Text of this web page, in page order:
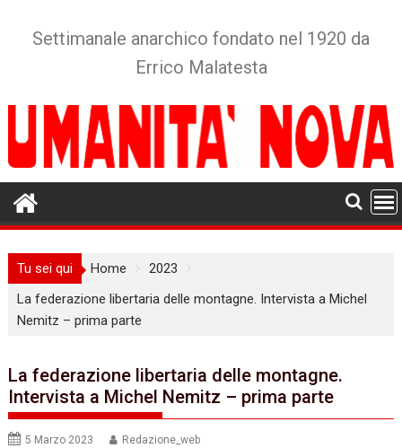
Settimanale anarchico fondato nel 1920 da
Errico Malatesta
Tu sei qui Home
2023
La federazione libertaria delle montagne. Intervista a Michel
Nemitz – prima parte
La federazione libertaria delle montagne.
Intervista a Michel Nemitz – prima parte
5 Marzo 2023 Redazione_web